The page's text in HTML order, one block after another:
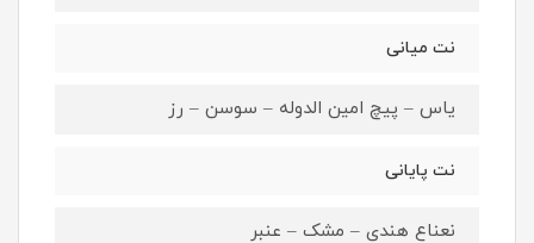
نت میانی
یاس – پیچ امین الدوله – سوسن – رز
نت پایانی
نعناع هندی – مشک – عنبر